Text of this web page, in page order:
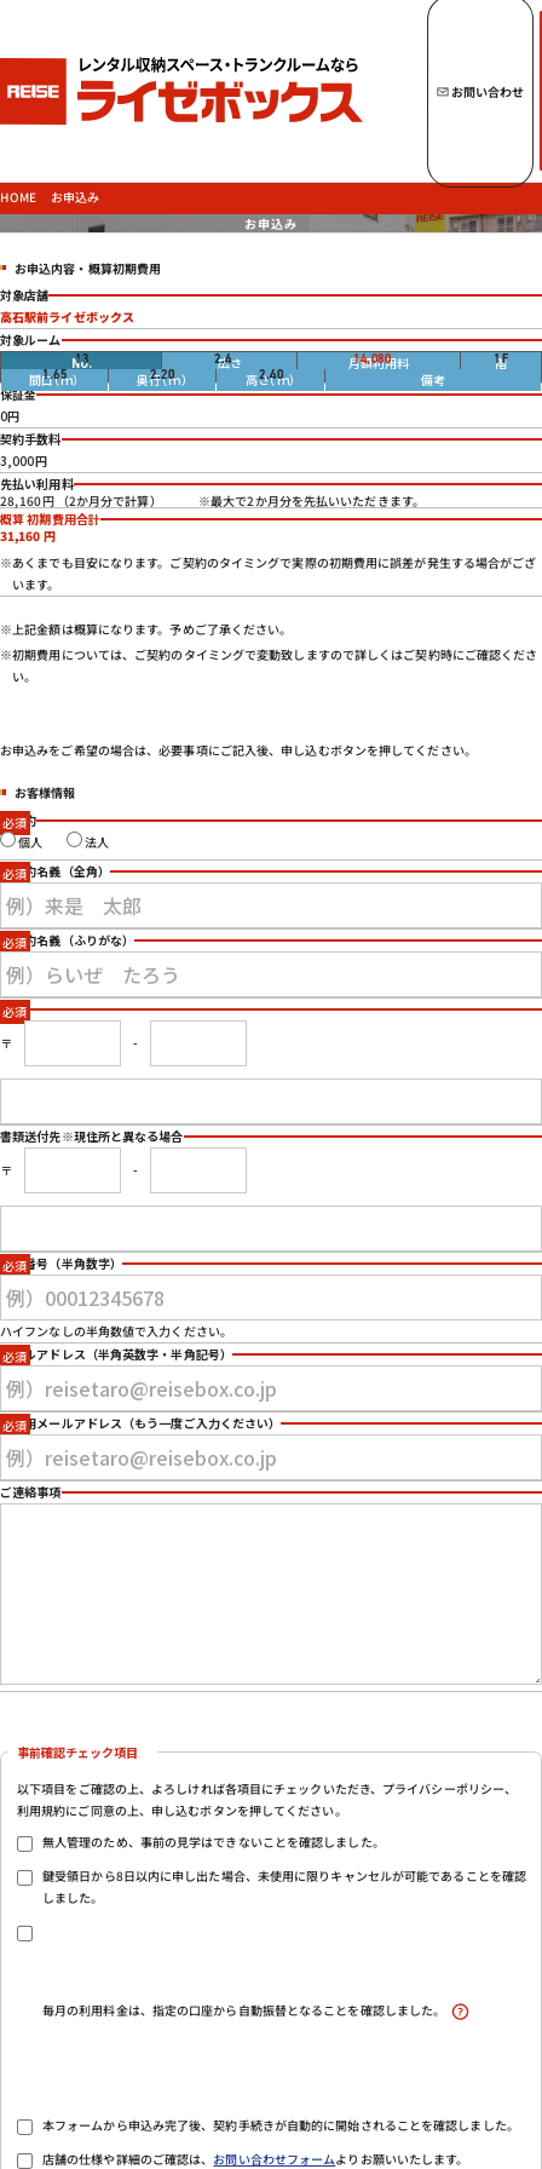
トップページへ
トランクルームを探す
ご契約の流れ・お支払方法
ご利用中のお客様
よくあるご質問
法人のお客様
お問い合わせ
会社概要
特定商取引法に基づく表示
プライバシーポリシー
お問い合わせ
HOME お申込み
お申込み
お申込内容・概算初期費用
対象店舗
高石駅前ライゼボックス
対象ルーム
13 2.4畳 14,080円 1F
1.65
2.20 2.40
保証金
0円
契約手数料
3,000円
先払い利用料
28,160円 （2か月分で計算） ※最大で2か月分を先払いいただきます。
概算 初期費用合計
31,160 円
※あくまでも目安になります。ご契約のタイミングで実際の初期費用に誤差が発生する場合がござ
います。
※上記金額は概算になります。予めご了承ください。
※初期費用については、ご契約のタイミングで変動致しますので詳しくはご契約時にご確認くださ
い。
お申込みをご希望の場合は、必要事項にご記入後、申し込むボタンを押してください。
お客様情報
ご契約
個人 法人
ご契約名義 （全角）
ご契約名義 （ふりがな）
住所
〒
-
書類送付先※現住所と異なる場合
〒
-
電話番号 （半角数字）
ハイフンなしの半角数値で入力ください。
メールアドレス （半角英数字・半角記号）
確認用メールアドレス （もう一度ご入力ください）
ご連絡事項
事前確認チェック項目
以下項目をご確認の上、よろしければ各項目にチェックいただき、プライバシーポリシー、
利用規約にご同意の上、申し込むボタンを押してください。
無人管理のため、事前の見学はできないことを確認しました。
鍵受領日から8日以内に申し出た場合、未使用に限りキャンセルが可能であることを確認
しました。
毎月の利用料金は、指定の口座から自動振替となることを確認しました。
本フォームから申込み完了後、契約手続きが自動的に開始されることを確認しました。
店舗の仕様や詳細のご確認は、 お問い合わせフォームよりお願いいたします。